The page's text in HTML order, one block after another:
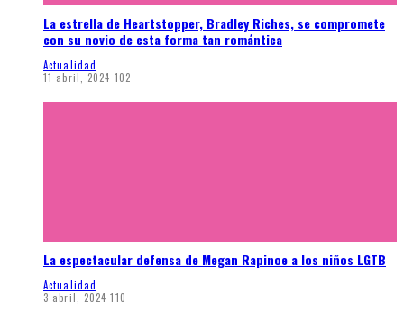
La estrella de Heartstopper, Bradley Riches, se compromete
con su novio de esta forma tan romántica
Actualidad
11 abril, 2024 102
La espectacular defensa de Megan Rapinoe a los niños LGTB
Actualidad
3 abril, 2024 110